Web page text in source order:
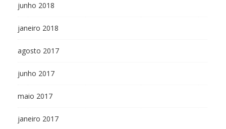
junho 2018
janeiro 2018
agosto 2017
junho 2017
maio 2017
janeiro 2017